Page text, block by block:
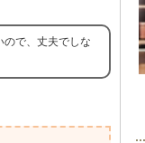
で、丈夫でしな